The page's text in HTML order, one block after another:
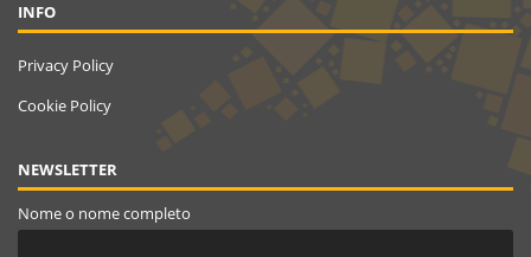
INFO
Privacy Policy
Cookie Policy
NEWSLETTER
Nome o nome completo